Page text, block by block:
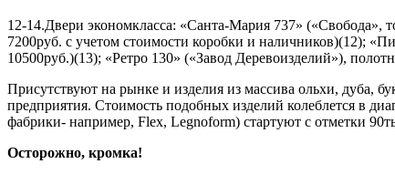
12-14.Двери экономкласса: «Санта-Мария 737» («Свобода»,
7200руб. с учетом стоимости коробки и наличников)(12);
10500руб.)(13); «Ретро 130» («Завод Деревоизделий»),
Присутствуют на рынке и изделия из массива ольхи, дуба,
предприятия. Стоимость подобных изделий колеблется в
фабрики- например, Flex, Legnoform) стартуют с отметки
Осторожно, кромка!